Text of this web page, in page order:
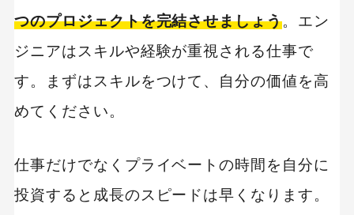
つのプロジェクトを完結させましょう。エン
ジニアはスキルや経験が重視される仕事で
す。まずはスキルをつけて、自分の価値を高
めてください。
仕事だけでなくプライベートの時間を自分に
投資すると成長のスピードは早くなります。